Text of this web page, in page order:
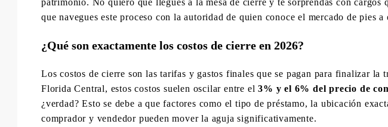
patrimonio. No quiero que llegues a la mesa de cierre y te sorprendas con cargos
que navegues este proceso con la autoridad de quien conoce el mercado de pies a
¿Qué son exactamente los costos de cierre en 2026?
Los costos de cierre son las tarifas y gastos finales que se pagan para finalizar la
Florida Central, estos costos suelen oscilar entre el3% y el 6% del precio de
¿verdad? Esto se debe a que factores como el tipo de préstamo, la ubicación
comprador y vendedor pueden mover la aguja significativamente.